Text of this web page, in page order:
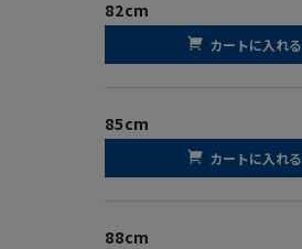
82cm
カートに入れる
85cm
カートに入れる
88cm